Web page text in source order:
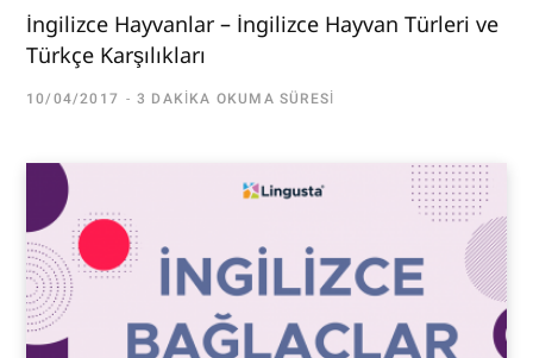
İngilizce Hayvanlar – İngilizce Hayvan Türleri ve
Türkçe Karşılıkları
10/04/2017 3 DAKIKA OKUMA SÜRESI